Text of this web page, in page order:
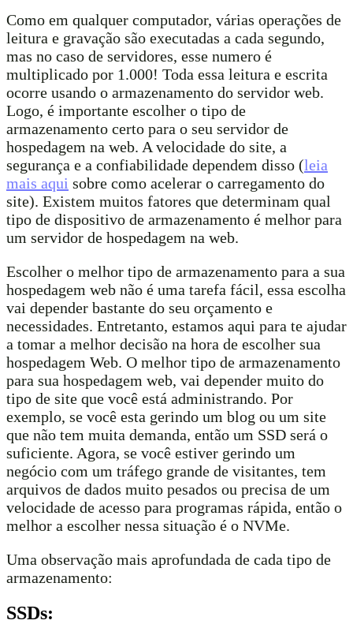
Como em qualquer computador, várias operações de
leitura e gravação são executadas a cada segundo,
mas no caso de servidores, esse numero é
multiplicado por 1.000! Toda essa leitura e escrita
ocorre usando o armazenamento do servidor web.
Logo, é importante escolher o tipo de
armazenamento certo para o seu servidor de
hospedagem na web. A velocidade do site, a
segurança e a confiabilidade dependem disso (leia
mais aqui sobre como acelerar o carregamento do
site). Existem muitos fatores que determinam qual
tipo de dispositivo de armazenamento é melhor para
um servidor de hospedagem na web.
Escolher o melhor tipo de armazenamento para a sua
hospedagem web não é uma tarefa fácil, essa escolha
vai depender bastante do seu orçamento e
necessidades. Entretanto, estamos aqui para te ajudar
a tomar a melhor decisão na hora de escolher sua
hospedagem Web. O melhor tipo de armazenamento
para sua hospedagem web, vai depender muito do
tipo de site que você está administrando. Por
exemplo, se você esta gerindo um blog ou um site
que não tem muita demanda, então um SSD será o
suficiente. Agora, se você estiver gerindo um
negócio com um tráfego grande de visitantes, tem
arquivos de dados muito pesados ou precisa de um
velocidade de acesso para programas rápida, então o
melhor a escolher nessa situação é o NVMe.
Uma observação mais aprofundada de cada tipo de
armazenamento:
SSDs: